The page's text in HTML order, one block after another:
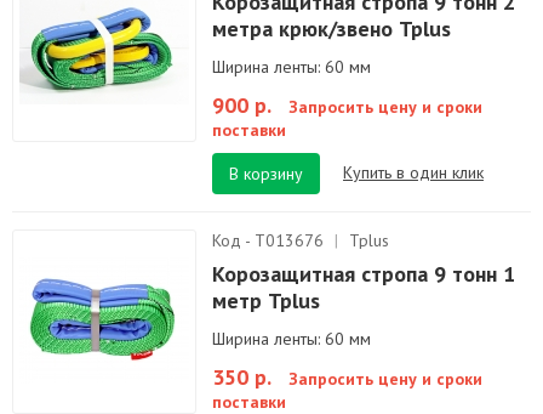
метра крюк/звено Tplus
Ширина ленты: 60 мм
900 р.
Запросить цену и сроки
поставки
В корзину
Купить в один клик
Код - T013676 | Tplus
Корозащитная стропа 9 тонн 1
метр Tplus
Ширина ленты: 60 мм
350 р.
Запросить цену и сроки
поставки